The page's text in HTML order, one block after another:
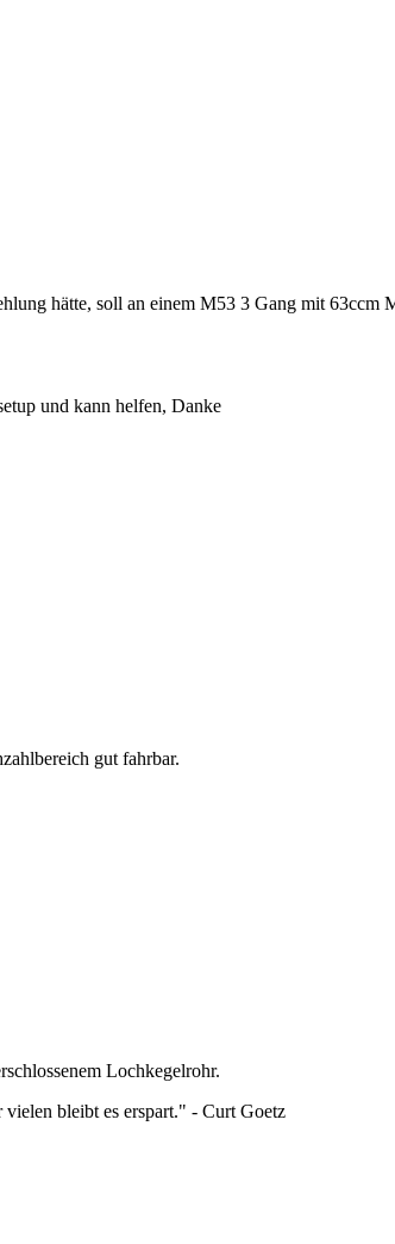
hätte, soll an einem M53 3 Gang mit
und kann helfen, Danke
gut fahrbar.
Lochkegelrohr.
bleibt es erspart." - Curt Goetz